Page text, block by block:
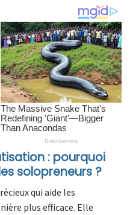
: pourquoi
solopreneurs ?
qui aide les
plus efficace. Elle